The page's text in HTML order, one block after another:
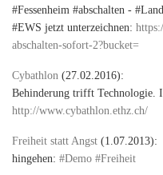
#Fessenheim #abschalten -
#EWS jetzt unterzeichnen:
abschalten-sofort-2?bucket=
Cybathlon (27.02.2016):
Behinderung trifft Technologie.
http://www.cybathlon.ethz.ch/
Freiheit statt Angst (1.07.2013):
hingehen: #Demo #Freiheit